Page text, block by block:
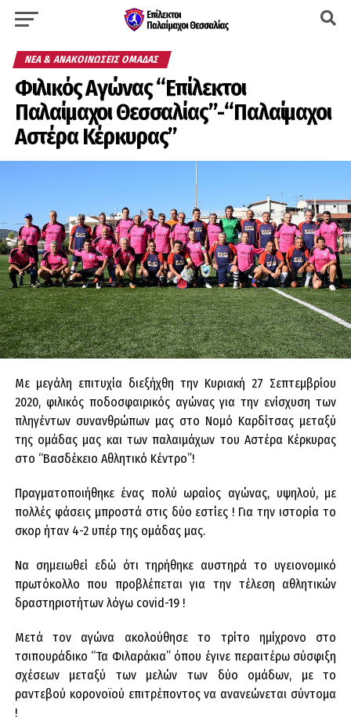
ΝΈΑ & ΑΝΑΚΟΙΝΏΣΕΙΣ ΟΜΆΔΑΣ
Φιλικός Αγώνας “Επίλεκτοι
Παλαίμαχοι Θεσσαλίας”-“Παλαίμαχοι
Αστέρα Κέρκυρας”
Με μεγάλη επιτυχία διεξήχθη την Κυριακή 27 Σεπτεμβρίου
2020, φιλικός ποδοσφαιρικός αγώνας για την ενίσχυση των
πληγέντων συνανθρώπων μας στο Νομό Καρδίτσας μεταξύ
της ομάδας μας και των παλαιμάχων του Αστέρα Κέρκυρας
στο “Βασδέκειο Αθλητικό Κέντρο”!
Πραγματοποιήθηκε ένας πολύ ωραίος αγώνας, υψηλού, με
πολλές φάσειςμπροστά στις δύο εστίες ! Για την ιστορία το
σκορ ήταν 4-2 υπέρ της ομάδας μας.
Να σημειωθεί εδώ ότι τηρήθηκε αυστηρά το υγειονομικό
πρωτόκολλο που προβλέπεται για την τέλεση αθλητικών
δραστηριοτήτων λόγω covid-19 !
Μετά τον αγώνα ακολούθησε το τρίτο ημίχρονο στο
τσιπουράδικο “Τα Φιλαράκια” όπου έγινε περαιτέρω σύσφιξη
σχέσεων μεταξύ των μελών των δύο ομάδων, με το
ραντεβού κορονοϊού επιτρέποντος να ανανεώνεται σύντομα
!